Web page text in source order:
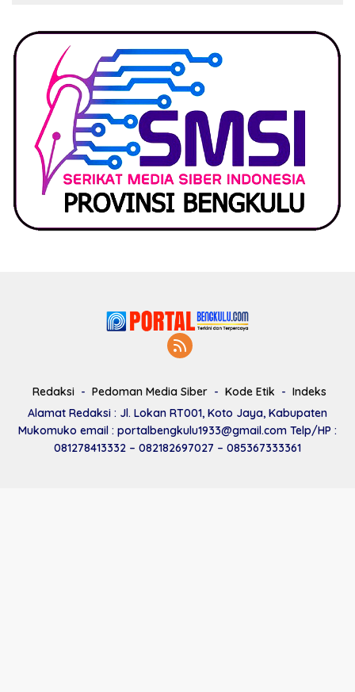
Redaksi Pedoman Media Siber Kode Etik
Indeks
Alamat Redaksi : Jl. Lokan RT001, Koto Jaya, Kabupaten
Mukomuko email : portalbengkulu1933@gmail.com Telp/HP :
081278413332 – 082182697027 – 085367333361